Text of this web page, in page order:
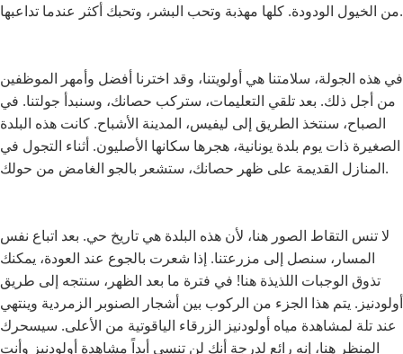
من الخيول الودودة. كلها مهذبة وتحب البشر، وتحبك أكثر عندما تداعبها.
في هذه الجولة، سلامتنا هي أولويتنا، وقد اخترنا أفضل وأمهر الموظفين
من أجل ذلك. بعد تلقي التعليمات، ستركب حصانك، وسنبدأ جولتنا. في
الصباح، سنتخذ الطريق إلى ليفيس، المدينة الأشباح. كانت هذه البلدة
الصغيرة ذات يوم بلدة يونانية، هجرها سكانها الأصليون. أثناء التجول في
المنازل القديمة على ظهر حصانك، ستشعر بالجو الغامض من حولك.
لا تنس التقاط الصور هنا، لأن هذه البلدة هي تاريخ حي. بعد اتباع نفس
المسار، سنصل إلى مزرعتنا. إذا شعرت بالجوع عند العودة، يمكنك
تذوق الوجبات اللذيذة هنا! في فترة ما بعد الظهر، سنتجه إلى طريق
أولودنيز. يتم هذا الجزء من الركوب بين أشجار الصنوبر الزمردية وينتهي
عند تلة لمشاهدة مياه أولودنيز الزرقاء الياقوتية من الأعلى. سيسحرك
المنظر هنا، إنه رائع لدرجة أنك لن تنسى أبداً مشاهدة أولودنيز وأنت